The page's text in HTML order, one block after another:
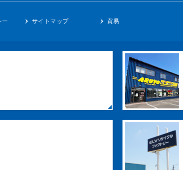
ー サイトマップ 貿易